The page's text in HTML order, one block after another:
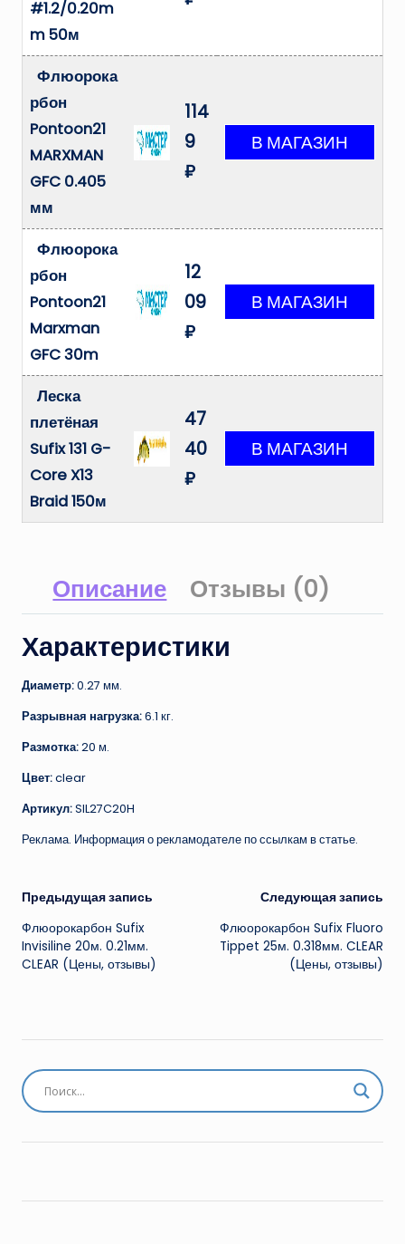
#1.2/0.20m
m 50м
Флюорока
рбон
Pontoon21
MARXMAN
GFC 0.405
мм
114
9
₽
Флюорока
рбон
Pontoon21
Marxman
GFC 30m
12
09
₽
Леска
плетёная
Sufix 131 G-
Core X13
Braid 150м
47
40
₽
Описание Отзывы (0)
Характеристики
Диаметр:0.27 мм.
Разрывная нагрузка:6.1 кг.
Размотка:20 м.
Цвет:clear
Артикул:SIL27C20H
Реклама. Информация о рекламодателе по ссылкам в статье.
Навигация
записи
Предыдущая запись
Флюорокарбон Sufix
Invisiline 20м. 0.21мм.
CLEAR (Цены, отзывы)
Следующая запись
Флюорокарбон Sufix Fluoro
Tippet 25м. 0.318мм. CLEAR
(Цены, отзывы)